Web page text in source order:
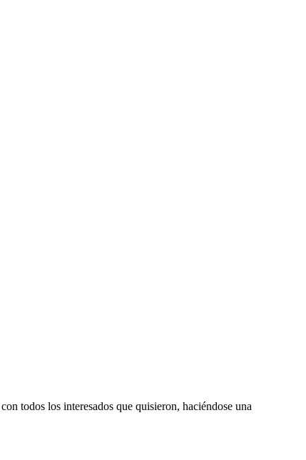
todos los interesados que quisieron, haciéndose una